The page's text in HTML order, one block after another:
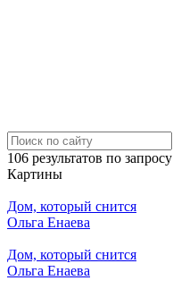
106 результатов по запросу
Картины
Дом, который снится
Ольга Енаева
Дом, который снится
Ольга Енаева